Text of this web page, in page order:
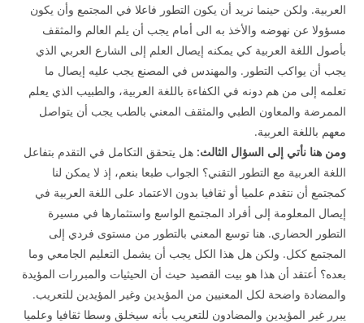
العربية. ولكن حينما نريد أن يكون التطور فاعلا في المجتمع وأن يكون
مسؤولا عن نهوضه والأخذ به الى أمام يجب أن يلم العالم والمثقف
بأصول اللغة العربية كي يمكنه إيصال العلم إلى الشارع العربي الذي
يجب أن يواكب التطور. والمهندس في المصنع يجب عليه إيصال ما
تعلمه إلى من هم دونه في الكفاءة باللغة العربية، والطبيب الذي يعلم
الممرضة والمعاون الطبي والمثقف المعني بالطب يجب أن يتواصل
معهم باللغة العربية.
ومن هنا نأتي إلى السؤال الثالث: هل يتحقق التكامل في التقدم بتفاعل
اللغة العربية مع التطور التقني؟ الجواب طبعا بنعم، إذ لا يمكن لنا
كمجتمع أن نتقدم علميا أو ثقافيا بدون الاعتماد على اللغة العربية في
إيصال المعلومة إلى أفراد المجتمع الواسع واستثمارها في مسيرة
التطور الحضاري. هنا توسع المعني بالتطور من مستوى فردي إلى
المجتمع ككل. ولكن هل هذا الكل يجب أن يشمل التعليم الجامعي وما
بعده؟ أعتقد أن هذا هو بيت القصيد حيث أن الحيثيات والمبررات المؤيدة
والمضادة واضحة لكل المعنيين من المؤيدين وغير المؤيدين للتعريب.
يبرر غير المؤيدين والمضادون للتعريب بأنه سيخلق وسطا ثقافيا وعلميا